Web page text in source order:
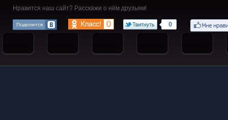
Нравится наш сайт? Расскажи о нём друзьям!